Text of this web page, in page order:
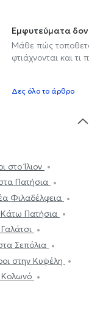
Εμφυτεύματα
Μάθε πώς
φτιάχνονται και τι
Δες όλο το άρθρο
στο Ίλιον
Πατήσια
Φιλαδέλφεια
Κάτω Πατήσια
Σεπόλια
στην Κυψέλη
Κολωνό